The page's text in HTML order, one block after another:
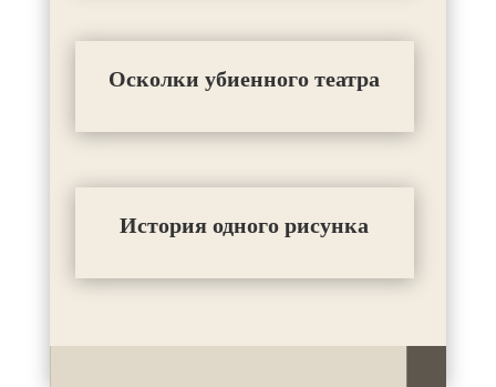
Осколки убиенного театра
История одного рисунка